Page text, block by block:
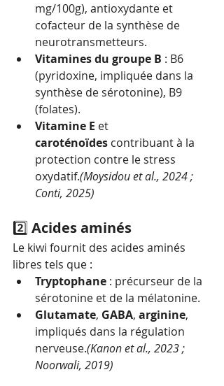
mg/100g), antioxydante et
cofacteur de la synthèse de
neurotransmetteurs.
Vitamines du groupe B : B6
(pyridoxine, impliquée dans la
synthèse de sérotonine), B9
(folates).
Vitamine E et
caroténoïdes contribuant à la
protection contre le stress
oxydatif.(Moysidou et al., 2024 ;
Conti, 2025)
2️⃣ Acides aminés
Le kiwi fournit des acides aminés
libres tels que :
Tryptophane : précurseur de la
sérotonine et de la mélatonine.
Glutamate, GABA, arginine,
impliqués dans la régulation
nerveuse.(Kanon et al., 2023 ;
Noorwali, 2019)